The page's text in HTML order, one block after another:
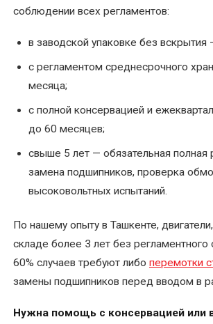
соблюдении всех регламентов:
в заводской упаковке без
с регламентом среднесрочного
месяца;
с полной консервацией и
до 60 месяцев;
свыше 5 лет — обязательная полная
замена подшипников, проверка
высоковольтных испытаний.
По нашему опыту в Ташкенте,
складе более 3 лет без регламентного
60% случаев требуют либо перемотки
замены подшипников перед вводом в
Нужна помощь с консервацией или